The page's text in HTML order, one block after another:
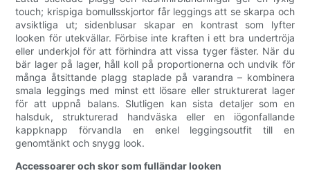
touch; krispiga bomullsskjortor får leggings att se skarpa och
avsiktliga ut; sidenblusar skapar en kontrast som lyfter
looken för utekvällar. Förbise inte kraften i ett bra undertröja
eller underkjol för att förhindra att vissa tyger fäster. När du
bär lager på lager, håll koll på proportionerna och undvik för
många åtsittande plagg staplade på varandra – kombinera
smala leggings med minst ett lösare eller strukturerat lager
för att uppnå balans. Slutligen kan sista detaljer som en
halsduk, strukturerad handväska eller en iögonfallande
kappknapp förvandla en enkel leggingsoutfit till en
genomtänkt och snygg look.
Accessoarer och skor som fulländar looken